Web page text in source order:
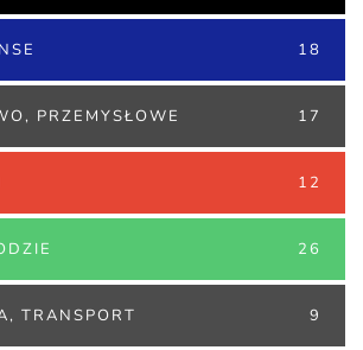
18
PRZEMYSŁOWE 17
12
26
TRANSPORT 9